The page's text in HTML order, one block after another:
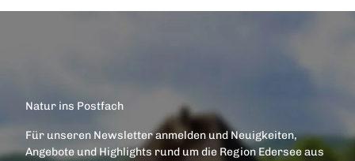
Natur ins Postfach
Für unseren Newsletter anmelden und Neuigkeiten,
Angebote und Highlights rund um die Region Edersee aus